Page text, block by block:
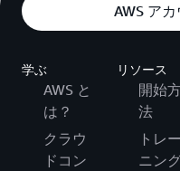
AWS ア
学ぶ
AWS と
は？
クラウ
ドコン
リソース
開始
法
トレー
ニン